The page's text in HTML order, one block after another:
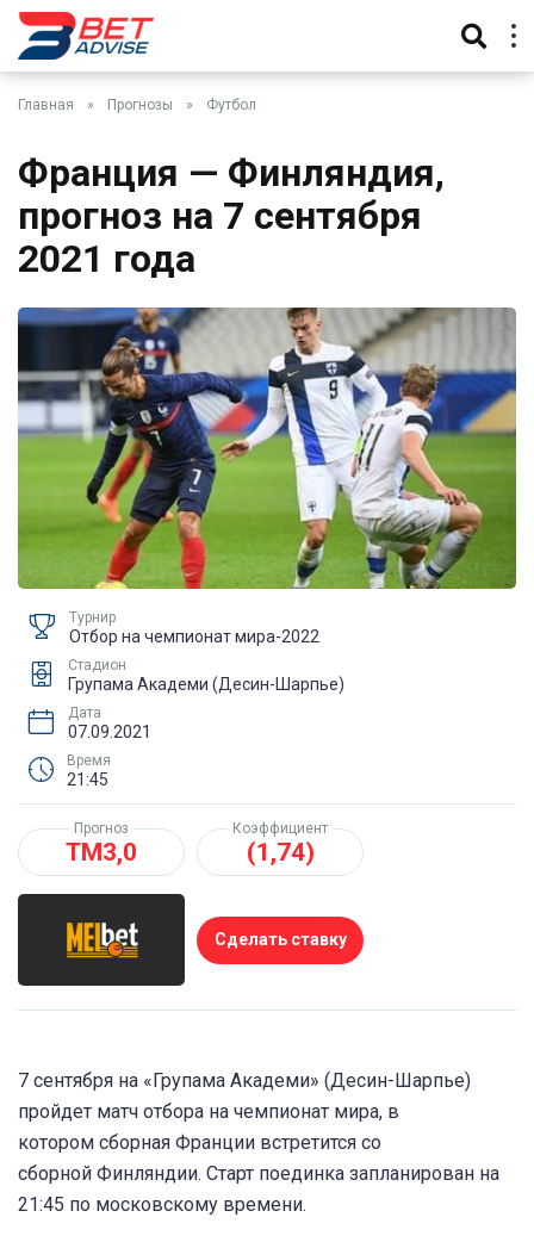
Главная » Прогнозы » Футбол
Франция — Финляндия,
прогноз на 7 сентября
2021 года
Турнир
Отбор на чемпионат мира-2022
Стадион
Групама Академи (Десин-Шарпье)
Дата
07.09.2021
Время
21:45
Прогноз
ТМ3,0
Коэффициент
(1,74)
Сделать ставку
7 сентября на «Групама Академи» (Десин-Шарпье)
пройдет матч отбора на чемпионат мира, в
котором сборная Франции встретится со
сборной Финляндии. Старт поединка запланирован на
21:45 по московскому времени.